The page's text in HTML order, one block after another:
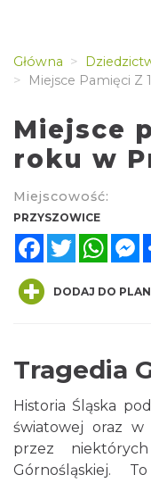
Główna
Miejsce Pamięci Z
Miejsce
roku w
Miejscowość:
PRZYSZOWICE
FacebookTwitter
DODAJ DO
Tragedia
Historia Śląska
światowej oraz
przez
Górnośląskiej.